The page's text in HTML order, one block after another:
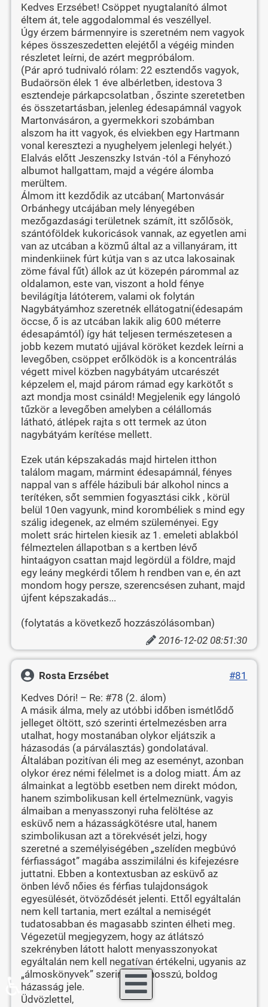
Kedves Erzsébet! Csöppet nyugtalanító álmot
éltem át, tele aggodalommal és veszéllyel.
Úgy érzem bármennyire is szeretném nem vagyok
képes összeszedetten elejétől a végéig minden
részletet leírni, de azért megpróbálom.
(Pár apró tudnivaló rólam: 22 esztendős vagyok,
Budaörsön élek 1 éve albérletben, idestova 3
esztendeje párkapcsolatban , őszinte szeretetben
és összetartásban, jelenleg édesapámnál vagyok
Martonvásáron, a gyermekkori szobámban
alszom ha itt vagyok, és elviekben egy Hartmann
vonal keresztezi a nyughelyem jelenlegi helyét.)
Elalvás előtt Jeszenszky István -tól a Fényhozó
albumot hallgattam, majd a végére álomba
merültem.
Álmom itt kezdődik az utcában( Martonvásár
Orbánhegy utcájában mely lényegében
mezőgazdasági területnek számít, itt szőlősök,
szántóföldek kukoricások vannak, az egyetlen ami
van az utcában a közmű által az a villanyáram, itt
mindenkiinek fúrt kútja van s az utca lakosainak
zöme fával fűt) állok az út közepén párommal az
oldalamon, este van, viszont a hold fénye
bevilágítja látóterem, valami ok folytán
Nagybátyámhoz szeretnék ellátogatni(édesapám
öccse, ő is az utcában lakik alig 600 méterre
édesapámtól) így hát teljesen természetesen a
jobb kezem mutató ujjával köröket kezdek leírni a
levegőben, csöppet erőlködök is a koncentrálás
végett mivel közben nagybátyám utcarészét
képzelem el, majd párom rámad egy karkötőt s
azt mondja most csináld! Megjelenik egy lángoló
tűzkör a levegőben amelyben a célállomás
látható, átlépek rajta s ott termek az úton
nagybátyám kerítése mellett.
Ezek után képszakadás majd hirtelen itthon
találom magam, mármint édesapámnál, fényes
nappal van s afféle házibuli bár alkohol nincs a
terítéken, sőt semmien fogyasztási cikk , körül
belül 10en vagyunk, mind korombéliek s mind egy
szálig idegenek, az elmém szüleményei. Egy
molett srác hirtelen kiesik az 1. emeleti ablakból
félmeztelen állapotban s a kertben lévő
hintaágyon csattan majd legördül a földre, majd
egy leány megkérdi tőlem h rendben van e, én azt
mondom hogy persze, szerencsésen zuhant, majd
újfent képszakadás...
(folytatás a következő hozzászólásomban)
2016-12-02 08:51:30
Rosta Erzsébet
#81
Kedves Dóri! – Re: #78 (2. álom)
A másik álma, mely az utóbbi időben ismétlődő
jelleget öltött, szó szerinti értelmezésben arra
utalhat, hogy mostanában olykor eljátszik a
házasodás (a párválasztás) gondolatával.
Általában pozitívan éli meg az eseményt, azonban
olykor érez némi félelmet is a dolog miatt. Ám az
álmainkat a legtöbb esetben nem direkt módon,
hanem szimbolikusan kell értelmeznünk, vagyis
álmaiban a menyasszonyi ruha felöltése az
esküvő nem a házasságkötésre utal, hanem
szimbolikusan azt a törekvését jelzi, hogy
szeretné a személyiségében „szelíden megbúvó
férfiasságot” magába asszimilálni és kifejezésre
juttatni. Ebben a kontextusban az esküvő az
önben lévő nőies és férfias tulajdonságok
egyesülését, ötvöződését jelenti. Ettől egyáltalán
nem kell tartania, mert ezáltal a nemiségét
tudatosabban és magasabb szinten élheti meg.
Végezetül megjegyzem, hogy az átlátszó
szekrényben látott halott menyasszonyokat
egyáltalán nem kell negatívan értékelni, ugyanis az
„álmoskönyvek” szerint ez a hosszú, boldog
házasság jele.
Üdvözlettel,